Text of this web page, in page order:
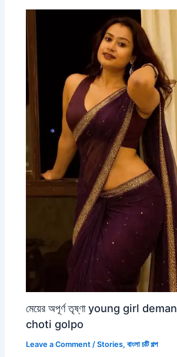
মেয়ের অপূর্ণ তৃষ্ণা young girl
choti golpo
Leave a Comment /Stories,বাংলা চটি গল্প